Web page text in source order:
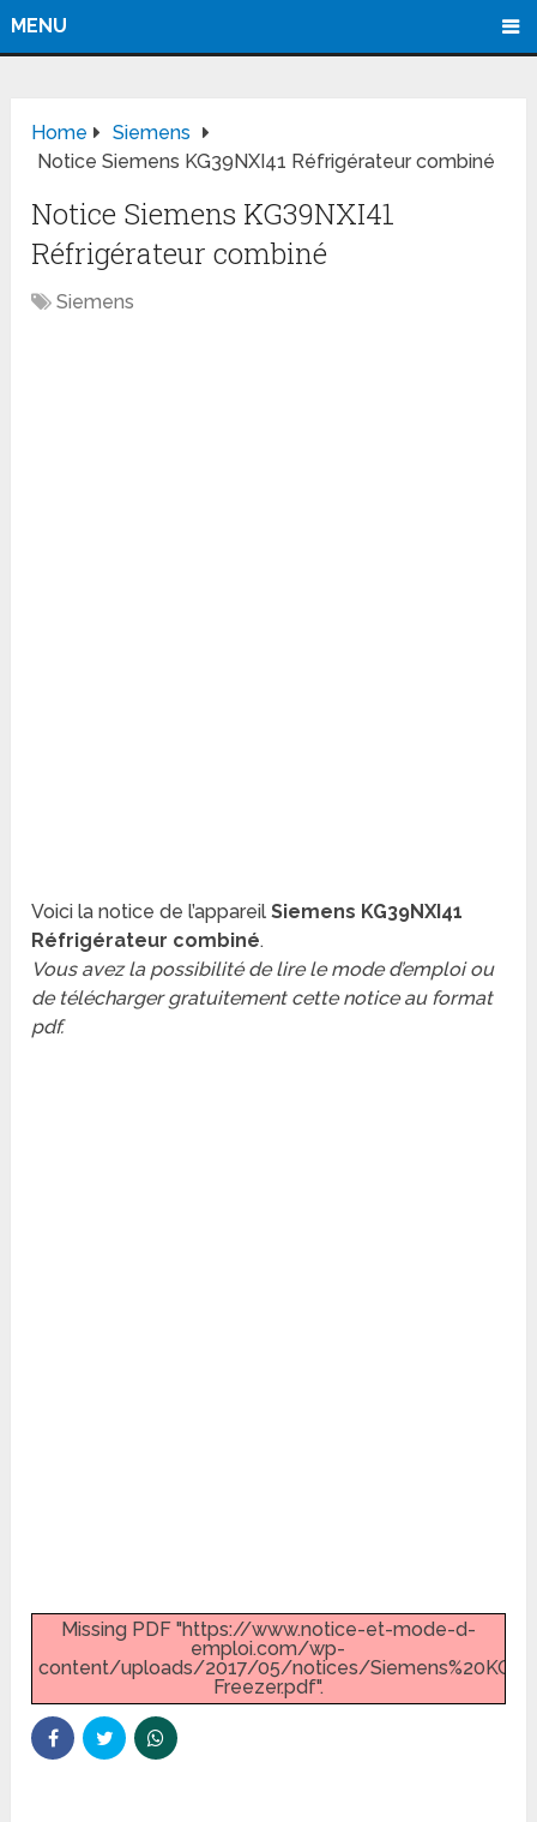
MENU
Home
Siemens
Notice Siemens KG39NXI41 Réfrigérateur combiné
Notice Siemens KG39NXI41
Réfrigérateur combiné
Siemens
Voici la notice de l’appareilSiemens KG39NXI41
Réfrigérateur combiné.
Vous avez la possibilité de lire le mode d’emploi ou
de télécharger gratuitement cette notice au format
pdf.
Missing PDF "https://www.notice-et-mode-d-
emploi.com/wp-
content/uploads/2017/05/notices/
Freezer.pdf".